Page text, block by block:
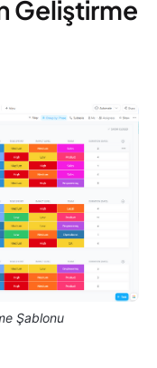
Geliştirme
Şablonu